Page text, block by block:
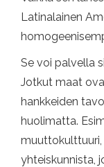
Latinalainen
Se voi palvella
Jotkut maat
hankkeiden
huolimatta.
muuttokulttuuri,
yhteiskunnista,